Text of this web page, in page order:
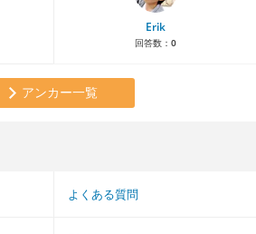
Erik
回答数： 0
アンカー一覧
よくある質問